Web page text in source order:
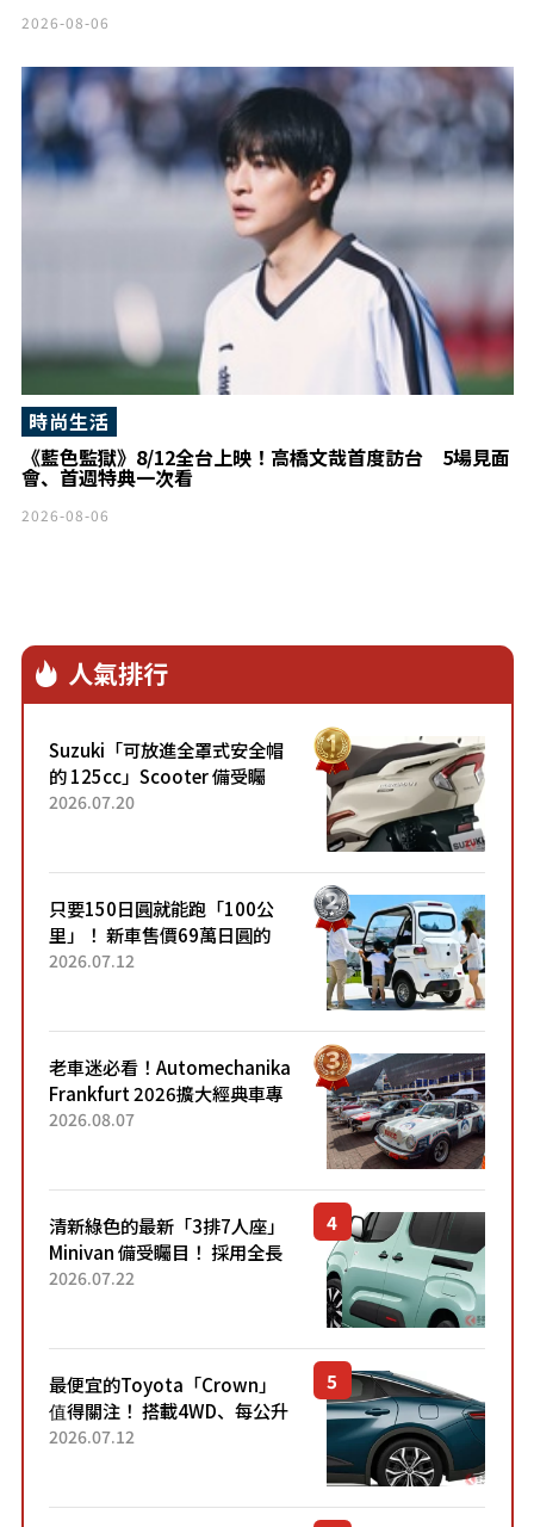
2026-08-06
《藍色監獄》8/12全台上映！高橋文哉首度訪台 5場見面
會、首週特典一次看
時尚生活
2026-08-06
人氣排行
Suzuki「可放進全罩式安全帽
的 125cc」Scooter 備受矚
目！採用全新流線設計與各項
2026.07.20
只要150日圓就能跑「100公
里」！ 新車售價69萬日圓的
「3人座」Trike大受歡迎！ 順
2026.07.12
老車迷必看！Automechanika
Frankfurt 2026擴大經典車專
區 1954年珍稀古董車現場修復
2026.08.07
清新綠色的最新「3排7人座」
Minivan 備受矚目！ 採用全長
4.7公尺剛剛好的車身尺寸與
2026.07.22
最便宜的Toyota「Crown」
值得關注！ 搭載4WD、每公升
22.4公里低油耗表現超亮眼！
2026.07.12